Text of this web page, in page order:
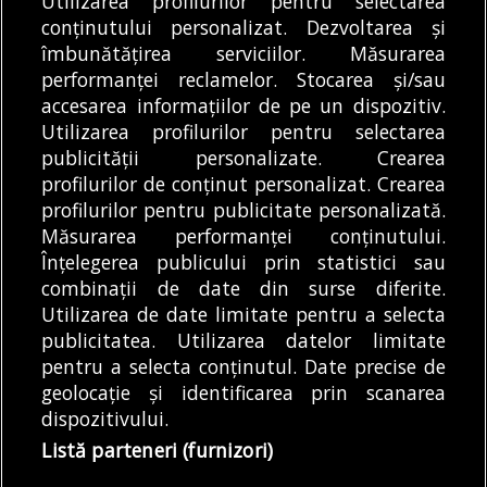
Știri
ILFOV | Noi campanii de sterilizare gratuită
pentru câinii cu proprietar
MODIFICĂ SETĂRILE COOKIES
© Copyright 2025 - Buletin de București.
Găzduit dePresslabs.com. Powered by TRS Design.
Despre
Noi
Media
Kit
Politică De
Confidențialitate
Cookie
Policy (EU)
Cookie
Policy
Tweet
Facebook
Share this selection
Tweet
conținutului personalizat. Dezvoltarea și
îmbunătățirea serviciilor. Măsurarea
performanței reclamelor. Stocarea și/sau
accesarea informațiilor de pe un dispozitiv.
Utilizarea profilurilor pentru selectarea
publicității personalizate. Crearea
profilurilor de conținut personalizat. Crearea
profilurilor pentru publicitate personalizată.
Măsurarea performanței conținutului.
Înțelegerea publicului prin statistici sau
combinații de date din surse diferite.
Utilizarea de date limitate pentru a selecta
publicitatea. Utilizarea datelor limitate
pentru a selecta conținutul. Date precise de
geolocație și identificarea prin scanarea
dispozitivului.
Listă parteneri (furnizori)